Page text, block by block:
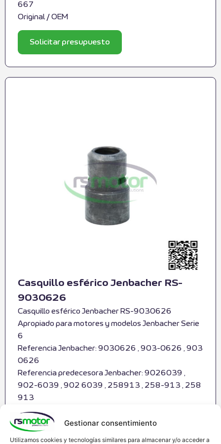
Gestionar consentimiento
Utilizamos cookies y tecnologías similares para almacenar y/o acceder a
667
Original / OEM
Solicitar presupuesto
Casquillo esférico Jenbacher RS-
9030626
Casquillo esférico Jenbacher RS-9030626
Apropiado para motores y modelos Jenbacher Serie
6
Referencia Jenbacher: 9030626 , 903-0626 , 903
0626
Referencia predecesora Jenbacher: 9026039 ,
902-6039 , 902 6039 , 258913 , 258-913 , 258
913
Original / OEM
Solicitar presupuesto